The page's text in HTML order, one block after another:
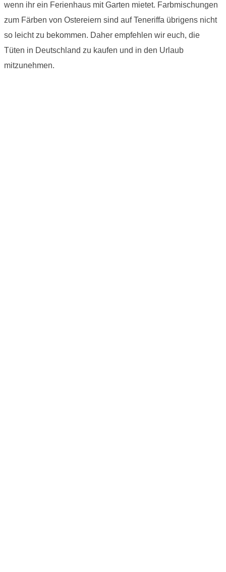
wenn ihr ein Ferienhaus mit Garten mietet. Farbmischungen
zum Färben von Ostereiern sind auf Teneriffa übrigens nicht
so leicht zu bekommen. Daher empfehlen wir euch, die
Tüten in Deutschland zu kaufen und in den Urlaub
mitzunehmen.